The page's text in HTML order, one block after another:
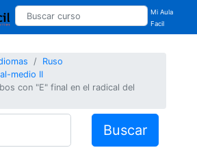
Mi Aula
Facil
Ruso
medio II
con "E" final en el radical del
Buscar